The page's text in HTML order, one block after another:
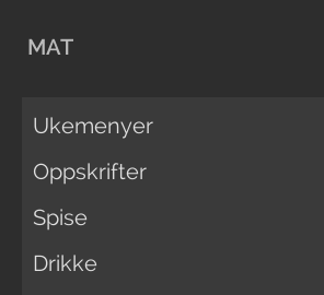
MAT
Ukemenyer
Oppskrifter
Spise
Drikke